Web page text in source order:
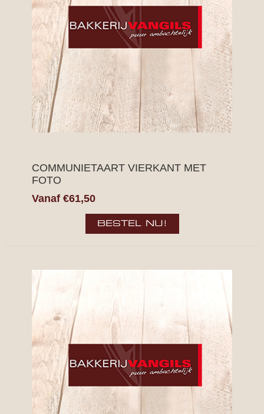
COMMUNIETAART VIERKANT MET
FOTO
Vanaf €61,50